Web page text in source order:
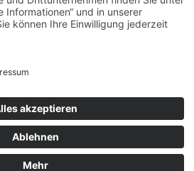
31, 77654 Offenburg – Alle Rechte
inkl. gesetzl. MwSt. und zzgl.
Versandkosten.